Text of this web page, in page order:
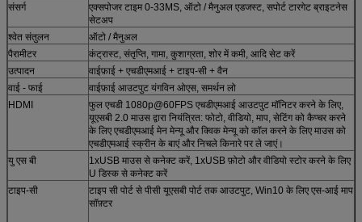
संसर्ग
एक्सपोजर टाइम 0-33MS, ऑटो / मैनुअल एडजस्ट, सपोर्ट टारगेट ब्राइटनेस
सेटअप
श्वेत संतुलन
ऑटो / मैनुअल
पैरामीटर
कंट्रास्ट, संतृप्ति, गामा, कुशाग्रता, शोर में कमी, आदि सेट करें
उत्पादन
वाईफ़ाई + एचडीएमआई + टाइप-सी + वैन
वाई - फाई
वाईफ़ाई आउटपुट यंगविन ओएस, समर्थन लो
HDMI
फुल एचडी 1080p@60FPS एचडीएमआई आउटपुट मॉनिटर करने के लिए,
यूएसबी 2.0 माउस द्वारा नियंत्रित: फोटो, वीडियो, माप, सेटिंग को कैप्चर करने
के लिए एचडीएमआई मेन मेन्यू और क्विक मेन्यू को कॉल करने के लिए माउस को
एचडीएमआई स्क्रीन के बाएं और निचले किनारे पर ले जाएं।
यु एस बी
1xUSB माउस से कनेक्ट करें, 1xUSB फ़ोटो और वीडियो स्टोर करने के लिए
U डिस्क से कनेक्ट करें
टाइप-सी
टाइप सी पोर्ट से पीसी यूएसबी पोर्ट तक आउटपुट, Win10 के लिए एस-आई माप
सॉफ़्टर